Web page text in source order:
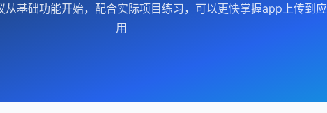
从基础功能开始，配合实际项目练习，可以更快掌握app上传到应
用